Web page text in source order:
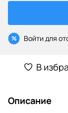
% Войти для
В
Описание